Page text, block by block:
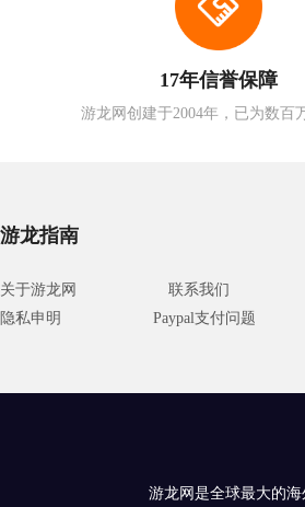
17年信誉保障
游龙网创建于2004年，已为数百
游龙指南
关于游龙网
联系我们
隐私申明
Paypal支付问题
游龙网是全球最大的海